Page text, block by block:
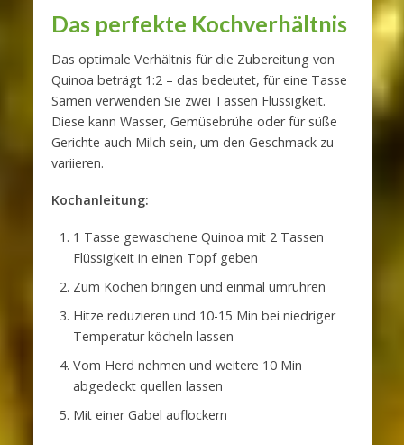
Das perfekte Kochverhältnis
Das optimale Verhältnis für die Zubereitung von
Quinoa beträgt 1:2 – das bedeutet, für eine Tasse
Samen verwenden Sie zwei Tassen Flüssigkeit.
Diese kann Wasser, Gemüsebrühe oder für süße
Gerichte auch Milch sein, um den Geschmack zu
variieren.
Kochanleitung:
1 Tasse gewaschene Quinoa mit 2 Tassen
Flüssigkeit in einen Topf geben
Zum Kochen bringen und einmal umrühren
Hitze reduzieren und 10-15 Min bei niedriger
Temperatur köcheln lassen
Vom Herd nehmen und weitere 10 Min
abgedeckt quellen lassen
Mit einer Gabel auflockern